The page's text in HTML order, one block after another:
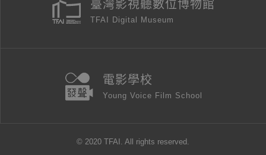
臺灣影視聽數位博物館
TFAI Digital Museum
電影學校
Young Voice Film School
© 2020 TFAI. All rights reserved.